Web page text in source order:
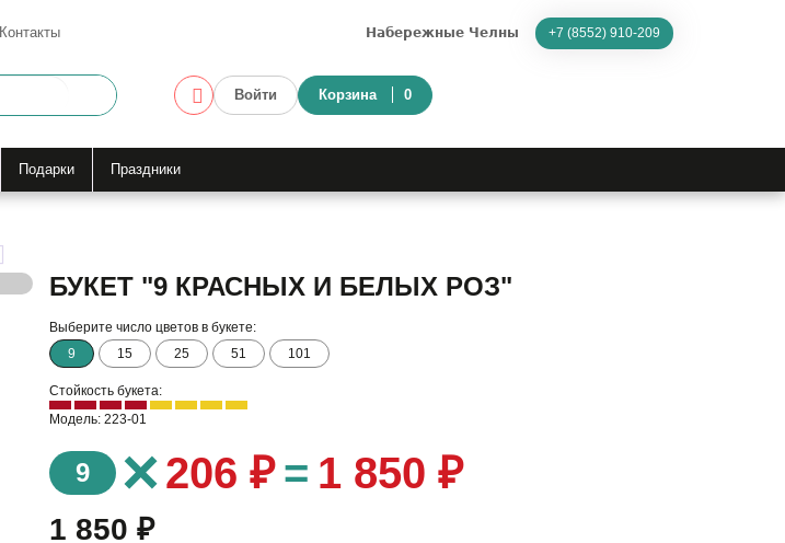
Контакты Набережные Челны +7 (8552) 910-209
Войти Корзина 0
Подарки Праздники
БУКЕТ "9 КРАСНЫХ И БЕЛЫХ РОЗ"
Выберите число цветов в букете:
9
15 25 51 101
Стойкость букета:
Модель: 223-01
9 ×206 ₽ = 1 850 ₽
1 850 ₽